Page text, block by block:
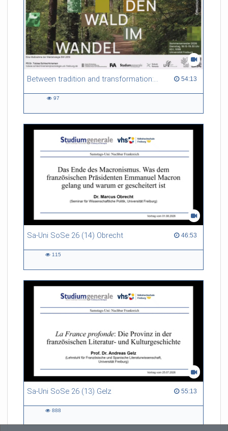
Between tradition and transformation: how owners, advisers and institutions co-create knowledge for resilient forests in Europe 54:13
54:13 duration
97
Sa-Uni SoSe 26 (14) Obrecht 46:53
46:53 duration
115
Sa-Uni SoSe 26 (13) Gelz 55:13
55:13 duration
888